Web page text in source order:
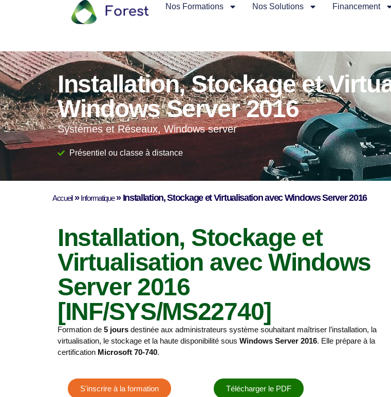
Nos Formations Nos Solutions Financement
Installation, Stockage et
Windows Server 2016
Systèmes et Réseaux, Windows server
Présentiel ou classe à distance
Accueil»Informatique» Installation, Stockage et Virtualisation avec Windows Server 2016
Installation, Stockage et
Virtualisation avec Windows
Server 2016
[INF/SYS/MS22740]
Formation de 5 jours destinée aux administrateurs système souhaitant maîtriser l’installation, la
virtualisation, le stockage et la haute disponibilité sous Windows Server 2016. Elle prépare à la
certification Microsoft 70-740.
S'inscrire à la formation Télécharger le PDF